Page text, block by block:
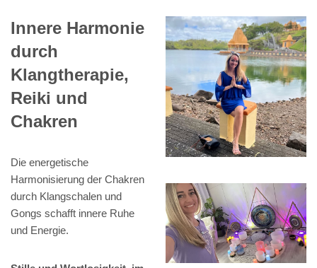
Innere Harmonie
durch
Klangtherapie,
Reiki und
Chakren
Die energetische
Harmonisierung der Chakren
durch Klangschalen und
Gongs schafft innere Ruhe
und Energie.